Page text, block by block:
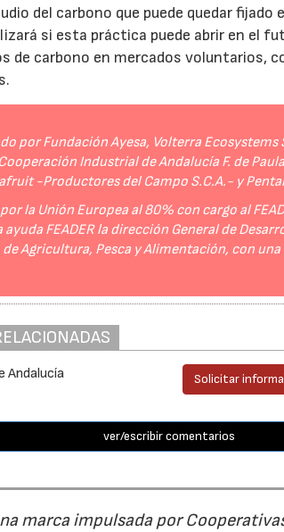
del carbono que puede quedar fijado
si esta práctica puede abrir en el
de carbono en mercados voluntarios,
por Fundación Ayesa, Volterra Ecosystems
Industrial de Andalucía F. de
-Productores del Campo S.C.A.- y
la Unión Europea al 80% con cargo al
FEADER la dirección General de
Agricultura, Pesca y Alimentación, con
Andalucía Solicitar
ver/escribir comentarios
marca impulsada por